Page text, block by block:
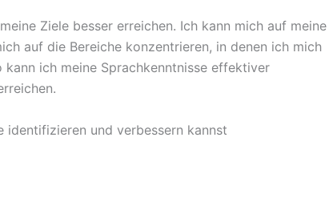
Ziele besser erreichen. Ich kann mich auf meine
auf die Bereiche konzentrieren, in denen ich mich
ich meine Sprachkenntnisse effektiver
identifizieren und verbessern kannst